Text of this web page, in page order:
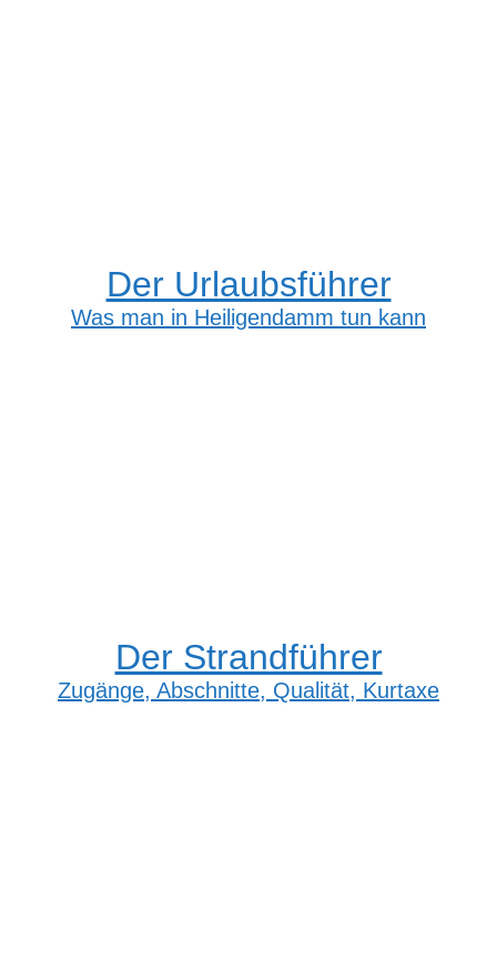
Der Urlaubsführer
Was man in Heiligendamm tun kann
Der Strandführer
Zugänge, Abschnitte, Qualität, Kurtaxe